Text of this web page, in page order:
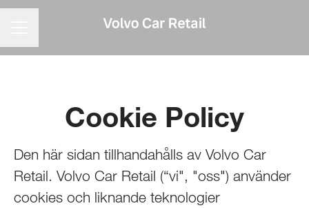
Cookie Policy
Den här sidan tillhandahålls av Volvo Car
Retail. Volvo Car Retail (“vi", "oss") använder
cookies och liknande teknologier